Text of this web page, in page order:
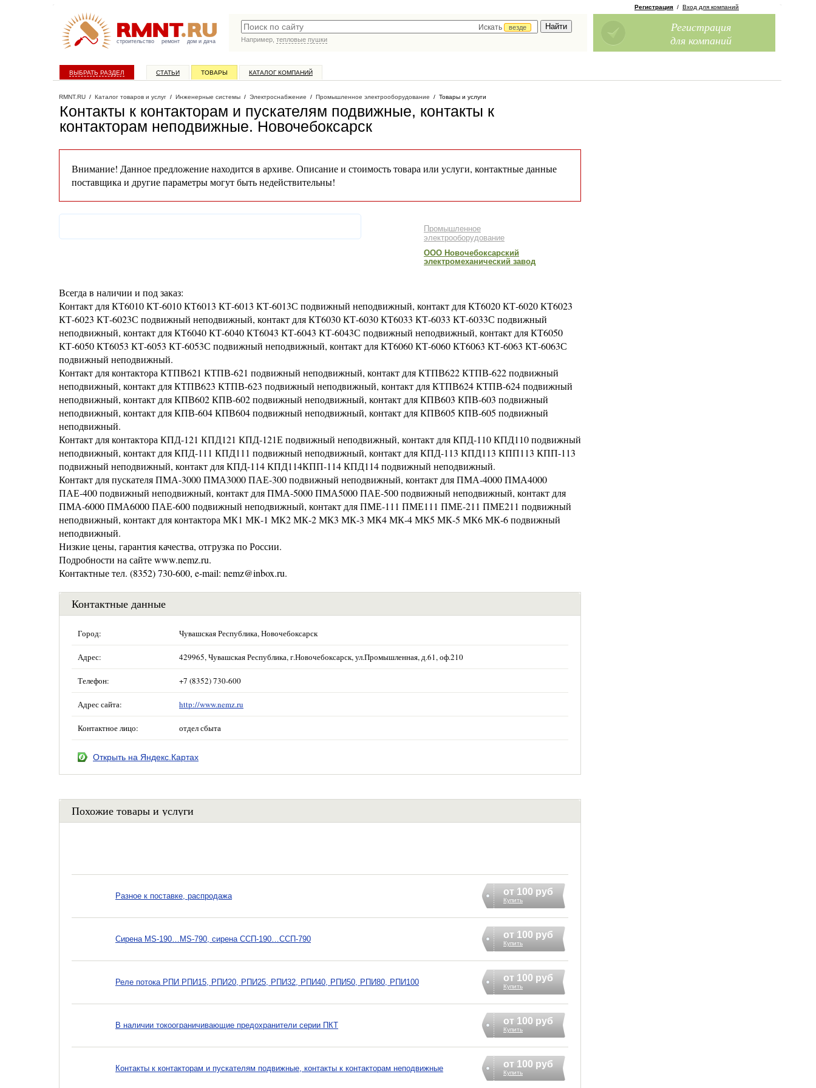
строительство ремонт дом и дача
Искать
везде
Например, тепловые пушки
Регистрация / Вход для компаний
Регистрация
для компаний
ВЫБРАТЬ РАЗДЕЛ СТАТЬИ ТОВАРЫ КАТАЛОГ КОМПАНИЙ
RMNT.RU / Каталог товаров и услуг / Инженерные системы / Электроснабжение / Промышленное электрооборудование / Товары и услуги
Контакты к контакторам и пускателям подвижные, контакты к
контакторам неподвижные. Новочебоксарск
Внимание! Данное предложение находится в архиве. Описание и стоимость товара или услуги, контактные данные
поставщика и другие параметры могут быть недействительны!
Промышленное
электрооборудование
ООО Новочебоксарский
электромеханический завод
Всегда в наличии и под заказ:
Контакт для КТ6010 КТ-6010 КТ6013 КТ-6013 КТ-6013С подвижный неподвижный, контакт для КТ6020 КТ-6020 КТ6023
КТ-6023 КТ-6023С подвижный неподвижный, контакт для КТ6030 КТ-6030 КТ6033 КТ-6033 КТ-6033С подвижный
неподвижный, контакт для КТ6040 КТ-6040 КТ6043 КТ-6043 КТ-6043С подвижный неподвижный, контакт для КТ6050
КТ-6050 КТ6053 КТ-6053 КТ-6053С подвижный неподвижный, контакт для КТ6060 КТ-6060 КТ6063 КТ-6063 КТ-6063С
подвижный неподвижный.
Контакт для контактора КТПВ621 КТПВ-621 подвижный неподвижный, контакт для КТПВ622 КТПВ-622 подвижный
неподвижный, контакт для КТПВ623 КТПВ-623 подвижный неподвижный, контакт для КТПВ624 КТПВ-624 подвижный
неподвижный, контакт для КПВ602 КПВ-602 подвижный неподвижный, контакт для КПВ603 КПВ-603 подвижный
неподвижный, контакт для КПВ-604 КПВ604 подвижный неподвижный, контакт для КПВ605 КПВ-605 подвижный
неподвижный.
Контакт для контактора КПД-121 КПД121 КПД-121Е подвижный неподвижный, контакт для КПД-110 КПД110 подвижный
неподвижный, контакт для КПД-111 КПД111 подвижный неподвижный, контакт для КПД-113 КПД113 КПП113 КПП-113
подвижный неподвижный, контакт для КПД-114 КПД114КПП-114 КПД114 подвижный неподвижный.
Контакт для пускателя ПМА-3000 ПМА3000 ПАЕ-300 подвижный неподвижный, контакт для ПМА-4000 ПМА4000
ПАЕ-400 подвижный неподвижный, контакт для ПМА-5000 ПМА5000 ПАЕ-500 подвижный неподвижный, контакт для
ПМА-6000 ПМА6000 ПАЕ-600 подвижный неподвижный, контакт для ПМЕ-111 ПМЕ111 ПМЕ-211 ПМЕ211 подвижный
неподвижный, контакт для контактора МК1 МК-1 МК2 МК-2 МК3 МК-3 МК4 МК-4 МК5 МК-5 МК6 МК-6 подвижный
неподвижный.
Низкие цены, гарантия качества, отгрузка по России.
Подробности на сайте www.nemz.ru.
Контактные тел. (8352) 730-600, e-mail: nemz@inbox.ru.
Контактные данные
Город: Чувашская Республика, Новочебоксарск
Адрес: 429965, Чувашская Республика, г.Новочебоксарск, ул.Промышленная, д.61, оф.210
Телефон: +7 (8352) 730-600
Адрес сайта: http://www.nemz.ru
Контактное лицо: отдел сбыта
Открыть на Яндекс.Картах
Похожие товары и услуги
Разное к поставке, распродажа от 100 руб
Купить
Сирена MS-190…MS-790, сирена ССП-190…ССП-790 от 100 руб
Купить
Реле потока РПИ РПИ15, РПИ20, РПИ25, РПИ32, РПИ40, РПИ50, РПИ80, РПИ100 от 100 руб
Купить
В наличии токоограничивающие предохранители серии ПКТ от 100 руб
Купить
Контакты к контакторам и пускателям подвижные, контакты к контакторам неподвижные от 100 руб
Купить